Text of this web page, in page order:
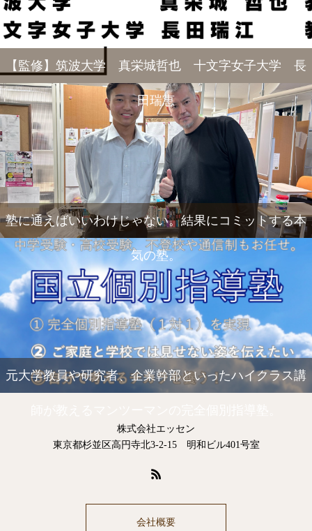
【監修】筑波大学 真栄城哲也 十文字女子大学 長
田瑞恵
塾に通えばいいわけじゃない。結果にコミットする本
気の塾。
元大学教員や研究者、企業幹部といったハイクラス講
株式会社エッセン
東京都杉並区高円寺北3-2-15 明和ビル401号室
会社概要